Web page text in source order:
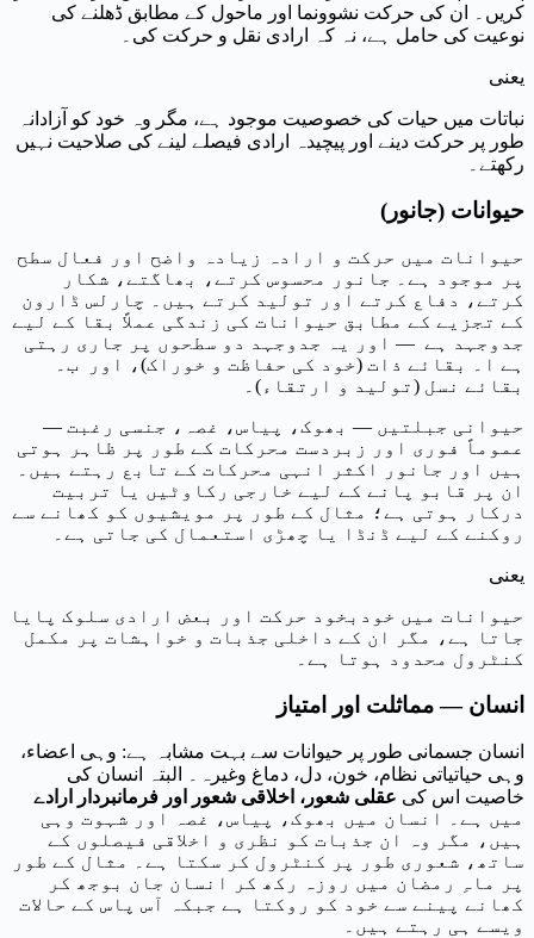
کریں۔ ان کی حرکت نشوونما اور ماحول کے مطابق ڈھلنے کی
نوعیت کی حامل ہے، نہ کہ ارادی نقل و حرکت کی۔
یعنی
نباتات میں حیات کی خصوصیت موجود ہے، مگر وہ خود کو آزادانہ
طور پر حرکت دینے اور پیچیدہ ارادی فیصلے لینے کی صلاحیت نہیں
رکھتے۔
حیوانات (جانور)
حیوانات میں حرکت و ارادہ زیادہ واضح اور فعال سطح
پر موجود ہے۔ جانور محسوس کرتے، بھاگتے، شکار
کرتے، دفاع کرتے اور تولید کرتے ہیں۔ چارلس ڈارون
کے تجزیے کے مطابق حیوانات کی زندگی عملاً بقا کے لیے
جدوجہد ہے — اور یہ جدوجہد دو سطحوں پر جاری رہتی
ہے ا۔ بقائے ذات (خود کی حفاظت و خوراک)، اور ب۔
بقائے نسل (تولید و ارتقاء)۔
حیوانی جبلتیں — بھوک، پیاس، غصہ، جنسی رغبت —
عموماً فوری اور زبردست محرکات کے طور پر ظاہر ہوتی
ہیں اور جانور اکثر انہی محرکات کے تابع رہتے ہیں۔
ان پر قابو پانے کے لیے خارجی رکاوٹیں یا تربیت
درکار ہوتی ہے؛ مثال کے طور پر مویشیوں کو کھانے سے
روکنے کے لیے ڈنڈا یا چھڑی استعمال کی جاتی ہے۔
یعنی
حیوانات میں خودبخود حرکت اور بعض ارادی سلوک پایا
جاتا ہے، مگر ان کے داخلی جذبات و خواہشات پر مکمل
کنٹرول محدود ہوتا ہے۔
انسان — مماثلت اور امتياز
انسان جسمانی طور پر حیوانات سے بہت مشابہ ہے: وہی اعضاء،
وہی حیاتیاتی نظام، خون، دل، دماغ وغیرہ۔ البتہ انسان کی
خاصیت اس کی عقلی شعور، اخلاقی شعور اور فرمانبردار ارادے
میں ہے۔ انسان میں بھوک، پیاس، غصہ اور شہوت وہی
ہیں، مگر وہ ان جذبات کو نظری و اخلاقی فیصلوں کے
ساتھ، شعوری طور پر کنٹرول کر سکتا ہے۔ مثال کے طور
پر ماہِ رمضان میں روزہ رکھ کر انسان جان بوجھ کر
کھانے پینے سے خود کو روکتا ہے جبکہ آس پاس کے حالات
ویسے ہی رہتے ہیں۔